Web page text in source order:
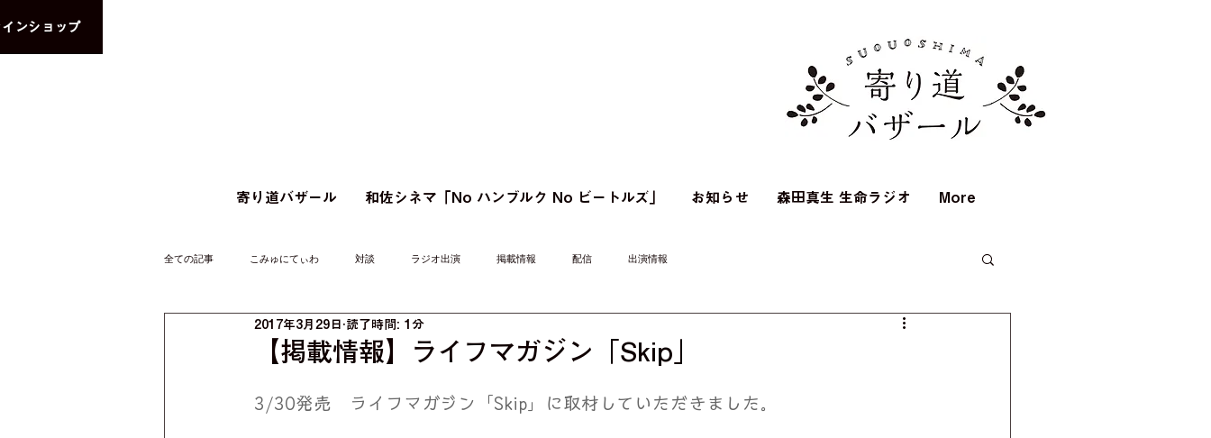
ンショップ
寄り道バザール 和佐シネマ「No ハンブルク No ビートルズ」 お知らせ 森田真生 生命ラジオ More
全ての記事 こみゅにてぃわ 対談 ラジオ出演 掲載情報 配信 出演情報
【掲載情報】ライフマガジン「Skip」
2017年3月29日 読了時間: 1分
3/30発売　ライフマガジン「Skip」に取材していただきました。